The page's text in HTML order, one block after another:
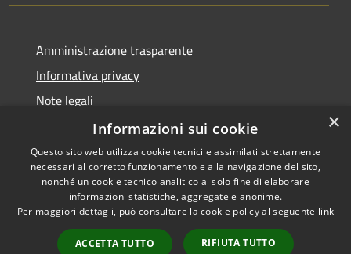
Amministrazione trasparente
Informativa privacy
Note legali
Dichiarazione di accessibilità
RSS
Accessibilità
Copyright © 2026 • Comune di
Pero • Powered by
Municipium•
Accesso
×
Informazioni sui cookie
Questo sito web utilizza cookie tecnici e assimilati strettamente
necessari al corretto funzionamento e alla navigazione del sito,
nonché un cookie tecnico analitico al solo fine di elaborare
informazioni statistiche, aggregate e anonime.
Per maggiori dettagli, può consultare la cookie policy al seguente link
ACCETTA TUTTO RIFIUTA TUTTO